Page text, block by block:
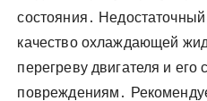
состояния․
качество охлаждающей
перегреву двигателя и его
повреждениям․